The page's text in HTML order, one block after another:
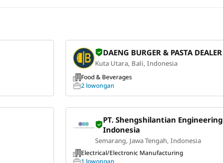
DAENG BURGER & PASTA DEALER
Kuta Utara, Bali, Indonesia
Food & Beverages
2 lowongan
PT. Shengshilantian Engineering
Indonesia
Semarang, Jawa Tengah, Indonesia
Electrical/Electronic Manufacturing
1 lowongan